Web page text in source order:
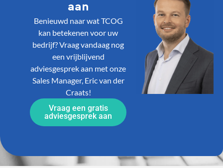
aan
Benieuwd naar wat TCOG
kan betekenen voor uw
bedrijf? Vraag vandaag nog
een vrijblijvend
adviesgesprek aan met onze
Sales Manager, Eric van der
Craats!
Vraag een gratis
adviesgesprek aan